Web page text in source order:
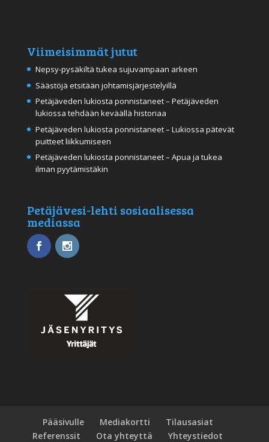
Viimeisimmät jutut
Nepsy-pysäkiltä tukea sujuvampaan arkeen
Säästöjä etsitään johtamisjärjestelyillä
Petäjäveden lukiosta ponnistaneet – Petäjäveden
lukiossa tehdään keväällä historiaa
Petäjäveden lukiosta ponnistaneet – Lukiossa pätevät
puitteet liikkumiseen
Petäjäveden lukiosta ponnistaneet – Apua ja tukea
ilman pyytämistäkin
Petäjävesi-lehti sosiaalisessa
mediassa
Pääsivulle Mediakortti
Tilausasiat
Referenssit
Ota yhteyttä Yhteystiedot